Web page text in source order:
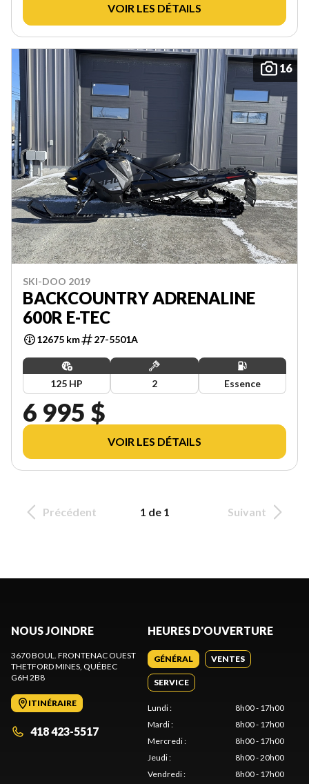
VOIR LES DÉTAILS
16
SKI-DOO 2019
BACKCOUNTRY ADRENALINE
600R E-TEC
12675 km 27-5501A
125 HP 2 Essence
6 995 $
VOIR LES DÉTAILS
Précédent 1 de 1 Suivant
NOUS JOINDRE
3670 BOUL. FRONTENAC OUEST
THETFORD MINES , QUÉBEC
G6H 2B8
ITINÉRAIRE
418 423-5517
HEURES D'OUVERTURE
GÉNÉRAL VENTES
SERVICE
Lundi:
8h00 - 17h00
Mardi:
8h00 - 17h00
Mercredi:
8h00 - 17h00
Jeudi:
8h00 - 20h00
Vendredi: 8h00 - 17h00